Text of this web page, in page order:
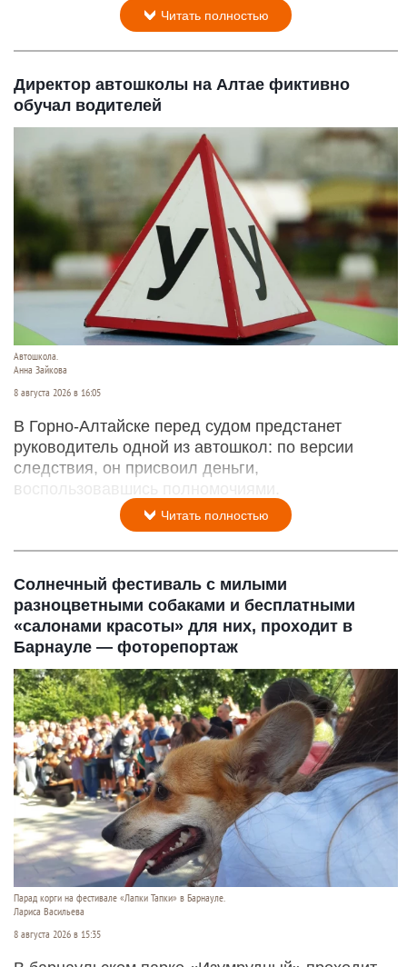
Читать полностью
Директор автошколы на Алтае фиктивно
обучал водителей
Автошкола.
Анна Зайкова
8 августа 2026 в 16:05
В Горно-Алтайске перед судом предстанет
руководитель одной из автошкол: по версии
следствия, он присвоил деньги,
воспользовавшись полномочиями.
Читать полностью
Солнечный фестиваль с милыми
разноцветными собаками и бесплатными
«салонами красоты» для них, проходит в
Барнауле — фоторепортаж
Парад корги на фестивале «Лапки Тапки» в Барнауле.
Лариса Васильева
8 августа 2026 в 15:35